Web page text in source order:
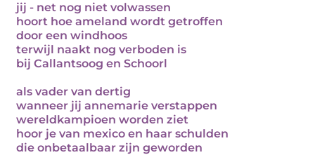
jij - net nog niet volwassen
hoort hoe ameland wordt getroffen
door een windhoos
terwijl naakt nog verboden is
bij Callantsoog en Schoorl
als vader van dertig
wanneer jij annemarie verstappen
wereldkampioen worden ziet
hoor je van mexico en haar schulden
die onbetaalbaar zijn geworden